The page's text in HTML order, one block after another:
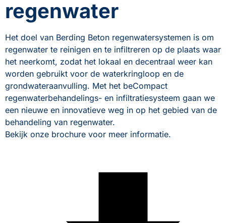
regenwater
Het doel van Berding Beton regenwatersystemen is om
regenwater te reinigen en te infiltreren op de plaats waar
het neerkomt, zodat het lokaal en decentraal weer kan
worden gebruikt voor de waterkringloop en de
grondwateraanvulling. Met het beCompact
regenwaterbehandelings- en infiltratiesysteem gaan we
een nieuwe en innovatieve weg in op het gebied van de
behandeling van regenwater.
Bekijk onze brochure voor meer informatie.